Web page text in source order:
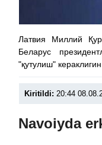
Латвия Миллий
Беларус
"қутулиш"
Kiritildi: 20:44
Navoiyda